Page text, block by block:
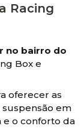
Racing
no bairro do
Box e
oferecer as
em
e o conforto da